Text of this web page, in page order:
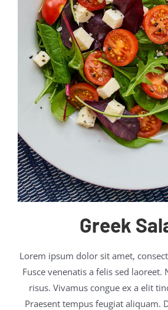
Greek
Lorem ipsum dolor sit amet,
Fusce venenatis a felis sed laoreet.
risus. Vivamus congue ex a elit
Praesent tempus feugiat aliquam.